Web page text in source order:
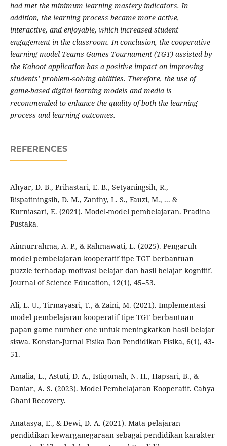
had met the minimum learning mastery indicators. In
addition, the learning process became more active,
interactive, and enjoyable, which increased student
engagement in the classroom. In conclusion, the cooperative
learning model Teams Games Tournament (TGT) assisted by
the Kahoot application has a positive impact on improving
students’ problem-solving abilities. Therefore, the use of
game-based digital learning models and media is
recommended to enhance the quality of both the learning
process and learning outcomes.
REFERENCES
Ahyar, D. B., Prihastari, E. B., Setyaningsih, R.,
Rispatiningsih, D. M., Zanthy, L. S., Fauzi, M., ... &
Kurniasari, E. (2021). Model-model pembelajaran. Pradina
Pustaka.
Ainnurrahma, A. P., & Rahmawati, L. (2025). Pengaruh
model pembelajaran kooperatif tipe TGT berbantuan
puzzle terhadap motivasi belajar dan hasil belajar kognitif.
Journal of Science Education, 12(1), 45–53.
Ali, L. U., Tirmayasri, T., & Zaini, M. (2021). Implementasi
model pembelajaran kooperatif tipe TGT berbantuan
papan game number one untuk meningkatkan hasil belajar
siswa. Konstan-Jurnal Fisika Dan Pendidikan Fisika, 6(1), 43-
51.
Amalia, L., Astuti, D. A., Istiqomah, N. H., Hapsari, B., &
Daniar, A. S. (2023). Model Pembelajaran Kooperatif. Cahya
Ghani Recovery.
Anatasya, E., & Dewi, D. A. (2021). Mata pelajaran
pendidikan kewarganegaraan sebagai pendidikan karakter